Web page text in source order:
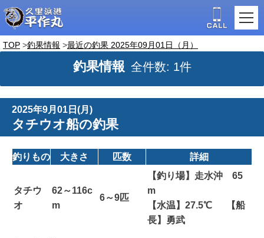
TOP 釣果情報 最近の釣果 2025年09月01日（月）
釣果情報 全件数: 1件
2025年9月01日(月)
タチウオ船の釣果
釣りもの 大きさ 匹数 詳細
タチウ
オ
62～116c
m
6～9匹
【釣り場】走水沖 65
m
【水温】27.5℃ 【船
長】勇武